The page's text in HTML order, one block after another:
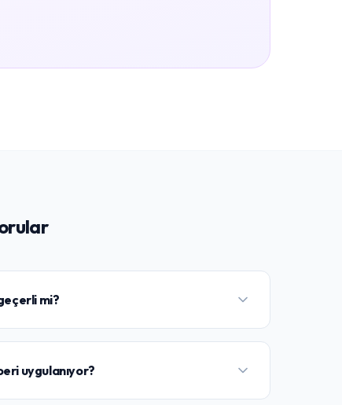
mi?
uygulanıyor?